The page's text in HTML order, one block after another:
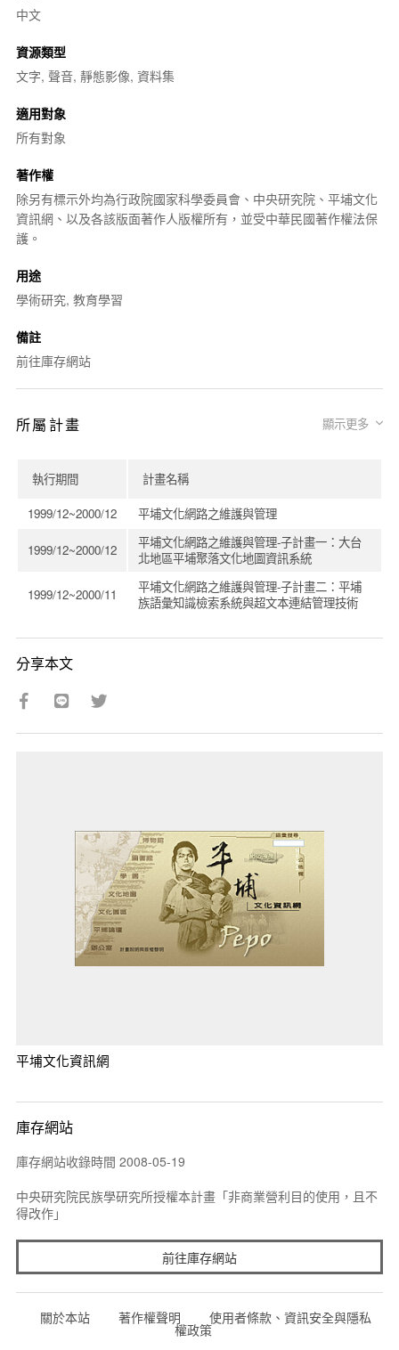
中文
資源類型
文字, 聲音, 靜態影像, 資料集
適用對象
所有對象
著作權
除另有標示外均為行政院國家科學委員會、中央研究院、平埔文化
資訊網、以及各該版面著作人版權所有，並受中華民國著作權法保
護。
用途
學術研究, 教育學習
備註
前往庫存網站
所屬計畫
執行期間 計畫名稱
1999/12~2000/12 平埔文化網路之維護與管理
1999/12~2000/12
平埔文化網路之維護與管理-子計畫一：大台
北地區平埔聚落文化地圖資訊系統
1999/12~2000/11
平埔文化網路之維護與管理-子計畫二：平埔
族語彙知識檢索系統與超文本連結管理技術
顯示更多
分享本文
平埔文化資訊網
庫存網站
庫存網站收錄時間 2008-05-19
中央研究院民族學研究所授權本計畫「非商業營利目的使用，且不
得改作」
前往庫存網站
關於本站 著作權聲明 使用者條款、資訊安全與隱私
權政策